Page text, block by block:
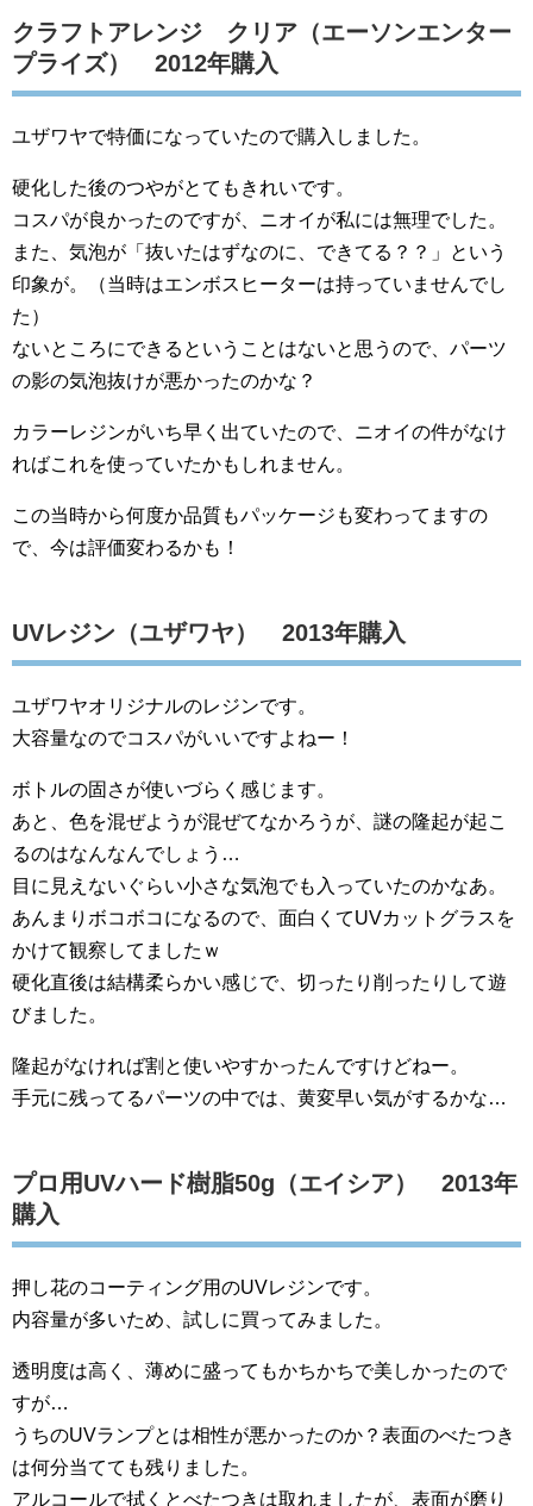
クラフトアレンジ クリア（エーソンエンター
プライズ） 2012年購入
ユザワヤで特価になっていたので購入しました。
硬化した後のつやがとてもきれいです。
コスパが良かったのですが、ニオイが私には無理でした。
また、気泡が「抜いたはずなのに、できてる？？」という
印象が。（当時はエンボスヒーターは持っていませんでし
た）
ないところにできるということはないと思うので、パーツ
の影の気泡抜けが悪かったのかな？
カラーレジンがいち早く出ていたので、ニオイの件がなけ
ればこれを使っていたかもしれません。
この当時から何度か品質もパッケージも変わってますの
で、今は評価変わるかも！
UVレジン（ユザワヤ） 2013年購入
ユザワヤオリジナルのレジンです。
大容量なのでコスパがいいですよねー！
ボトルの固さが使いづらく感じます。
あと、色を混ぜようが混ぜてなかろうが、謎の隆起が起こ
るのはなんなんでしょう…
目に見えないぐらい小さな気泡でも入っていたのかなあ。
あんまりボコボコになるので、面白くてUVカットグラスを
かけて観察してましたｗ
硬化直後は結構柔らかい感じで、切ったり削ったりして遊
びました。
隆起がなければ割と使いやすかったんですけどねー。
手元に残ってるパーツの中では、黄変早い気がするかな…
プロ用UVハード樹脂50g（エイシア） 2013年
購入
押し花のコーティング用のUVレジンです。
内容量が多いため、試しに買ってみました。
透明度は高く、薄めに盛ってもかちかちで美しかったので
すが…
うちのUVランプとは相性が悪かったのか？表面のべたつき
は何分当てても残りました。
アルコールで拭くとべたつきは取れましたが、表面が磨り